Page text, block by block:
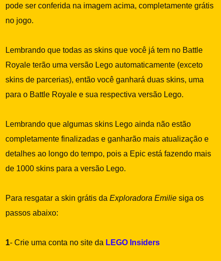
pode ser conferida na imagem acima, completamente grátis
no jogo.
Lembrando que todas as skins que você já tem no Battle
Royale terão uma versão Lego automaticamente (exceto
skins de parcerias), então você ganhará duas skins, uma
para o Battle Royale e sua respectiva versão Lego.
Lembrando que algumas skins Lego ainda não estão
completamente finalizadas e ganharão mais atualização e
detalhes ao longo do tempo, pois a Epic está fazendo mais
de 1000 skins para a versão Lego.
Para resgatar a skin grátis daExploradora Emilie siga os
passos abaixo:
1- Crie uma conta no site da LEGO Insiders